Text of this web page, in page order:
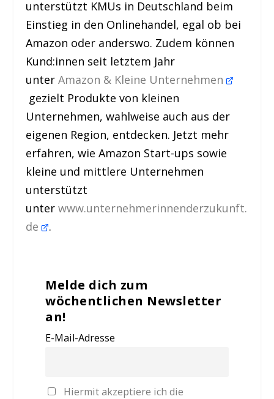
unterstützt KMUs in Deutschland beim
Einstieg in den Onlinehandel, egal ob bei
Amazon oder anderswo. Zudem können
Kund:innen seit letztem Jahr
unterAmazon & Kleine Unternehmen
gezielt Produkte von kleinen
Unternehmen, wahlweise auch aus der
eigenen Region, entdecken. Jetzt mehr
erfahren, wie Amazon Start-ups sowie
kleine und mittlere Unternehmen
unterstützt
unterwww.unternehmerinnenderzukunft.
de .
Melde dich zum
wöchentlichen Newsletter
an!
E-Mail-Adresse
Hiermit akzeptiere ich die